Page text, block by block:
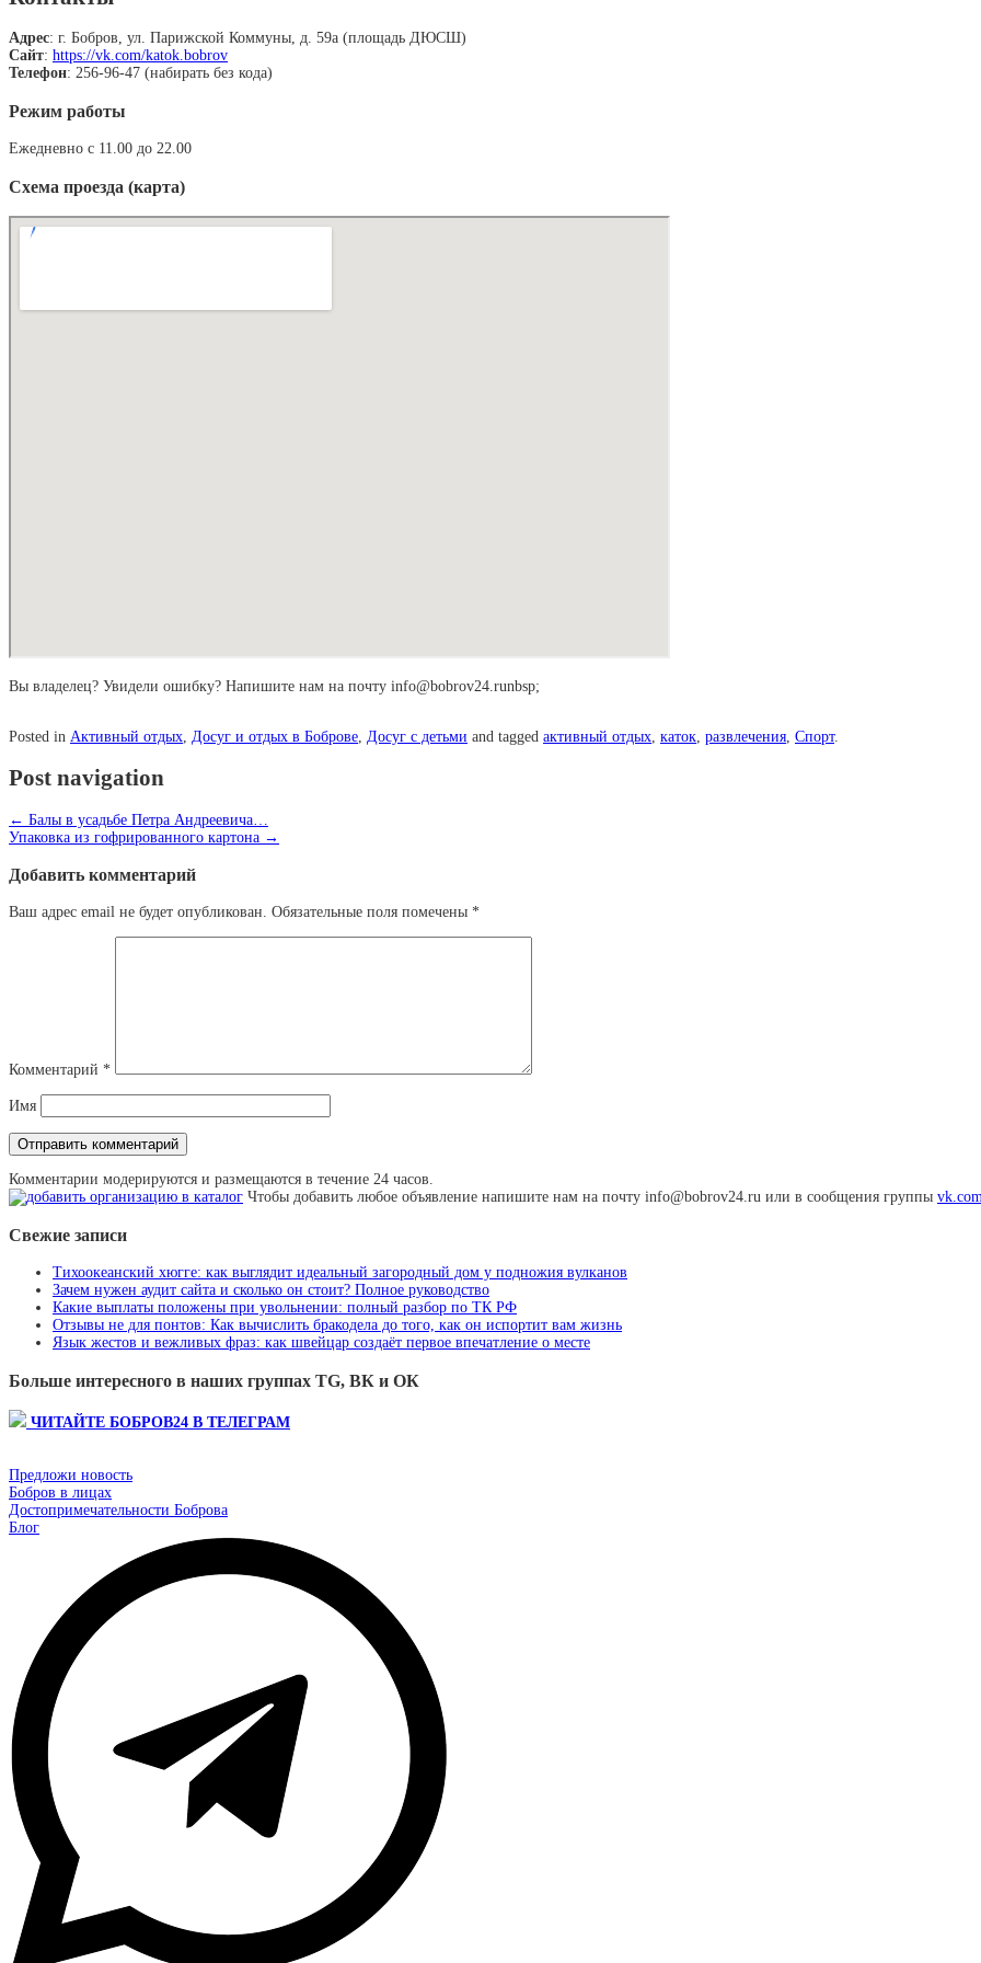
Адрес: г. Бобров, ул. Парижской Коммуны, д. 59а (площадь ДЮСШ)
Сайт: https://vk.com/katok.bobrov
Телефон: 256-96-47 (набирать без кода)
Режим работы
Ежедневно с 11.00 до 22.00
Схема проезда (карта)
Вы владелец? Увидели ошибку? Напишите нам на почту info@bobrov24.runbsp;
Posted in Активный отдых Досуг и отдых в Боброве Досуг с детьми and tagged активный отдых каток развлечения Спорт.
Post navigation
← Балы в усадьбе Петра Андреевича…
Упаковка из гофрированного картона →
Добавить комментарий
Ваш адрес email не будет опубликован. Обязательные поля помечены *
Комментарий *
Имя
Комментарии модерируются и размещаются в течение 24 часов.
Чтобы добавить любое объявление напишите нам на почту info@bobrov24.ru или в сообщения группы
Свежие записи
Тихоокеанский хюгге: как выглядит идеальный загородный дом у подножия вулканов
Зачем нужен аудит сайта и сколько он стоит? Полное руководство
Какие выплаты положены при увольнении: полный разбор по ТК РФ
Отзывы не для понтов: Как вычислить бракодела до того, как он испортит вам жизнь
Язык жестов и вежливых фраз: как швейцар создаёт первое впечатление о месте
Больше интересного в наших группах TG, ВК и ОК
ЧИТАЙТЕ БОБРОВ24 В ТЕЛЕГРАМ
Предложи новость
Бобров в лицах
Достопримечательности Боброва
Блог